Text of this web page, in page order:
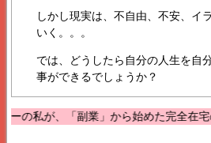
しかし現実は、不自由、不安、イ
いく。。。
では、どうしたら自分の人生を自
事ができるでしょうか？
「副業」から始めた完全在宅のネット